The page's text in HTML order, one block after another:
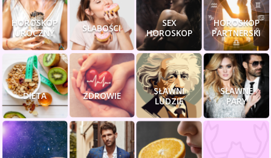
HOROSKOP
UROCZNY
SŁABOŚCI
SEX
HOROSKOP
HOROSKOP
PARTNERSKI
DIETA ZDROWIE
SŁAWNI
LUDZIE
SŁAWNE
PARY